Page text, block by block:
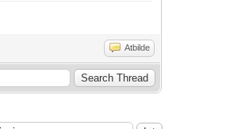
Atbilde